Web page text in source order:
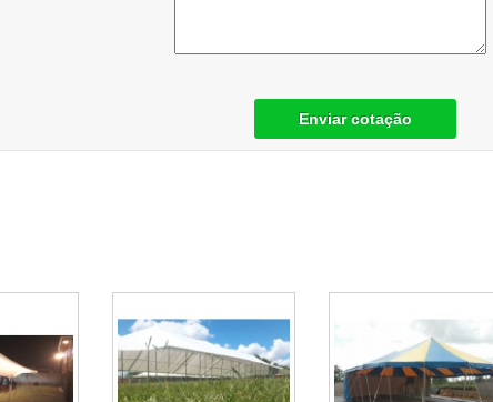
Enviar cotação